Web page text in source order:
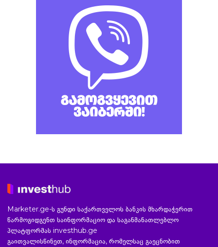
Marketer.ge-ს გუნდი საქართველოს ბანკის მხარდაჭერით
წარმოგიდგენთ საინფორმაციო და საგანმანათლებლო
პლატფორმას investhub.ge
გაითვალისწინეთ, ინფორმაცია, რომელსაც გაეცნობით